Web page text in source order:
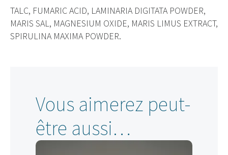
TALC, FUMARIC ACID, LAMINARIA DIGITATA POWDER,
MARIS SAL, MAGNESIUM OXIDE, MARIS LIMUS EXTRACT,
SPIRULINA MAXIMA POWDER.
Vous aimerez peut-
être aussi…